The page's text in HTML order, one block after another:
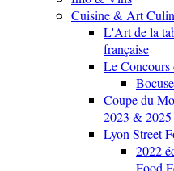
Cuisine & Art
L'Art de la
française
Le
Coupe du
2023 & 2025
Lyon Street
2022